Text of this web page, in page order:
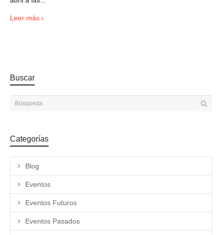
Leer más
Buscar
Categorías
Blog
Eventos
Eventos Futuros
Eventos Pasados